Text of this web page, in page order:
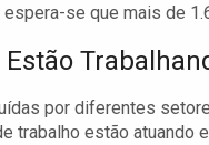
se que mais de
por diferentes
trabalho estão atuando